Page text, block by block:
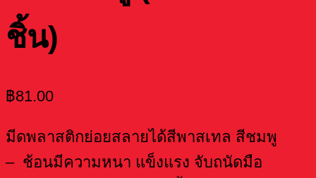
ชิ้น)
฿81.00
มีดพลาสติกย่อยสลายได้สีพาสเทล สีชมพู
– ช้อนมีความหนา แข็งแรง จับถนัดมือ